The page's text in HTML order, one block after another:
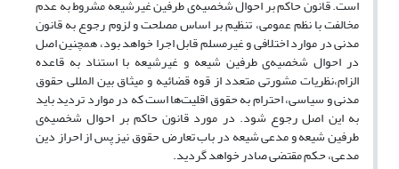
است. قانون حاکم بر احوال شخصیه‌ی طرفین غیرشیعه مشروط به عدم
مخالفت با نظم عمومی، تنظیم بر اساس مصلحت و لزوم رجوع به قانون
مدنی در موارد اختلافی و غیرمسلم قابل اجرا خواهد بود، همچنین اصل
در احوال شخصیه‌ی طرفین شیعه و غیرشیعه با استناد به قاعده
الزام،نظریات مشورتی متعدد از قوه قضائیه و میثاق بین المللی حقوق
مدنی و سیاسی، احترام به حقوق اقلیت‌ها است که در موارد تردید باید
به این اصل رجوع شود. در مورد قانون حاکم بر احوال شخصیه‌ی
طرفین شیعه و مدعی شیعه در باب تعارض حقوق نیز پس از احراز دین
مدعی، حکم مقتضی صادر خواهد گردید.